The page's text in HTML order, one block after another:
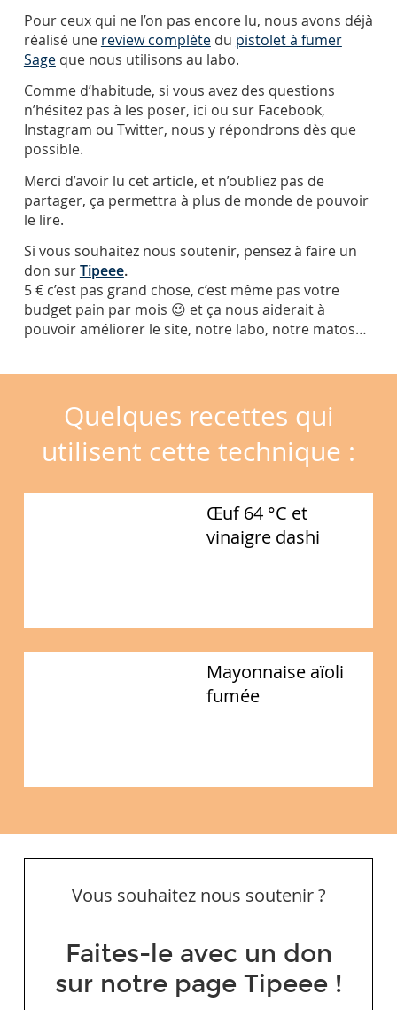
Pour ceux qui ne l’on pas encore lu, nous avons déjà
réalisé une review complètedu pistolet à fumer
Sageque nous utilisons au labo.
Comme d’habitude, si vous avez des questions
n’hésitez pas à les poser, ici ou sur Facebook,
Instagram ou Twitter, nous y répondrons dès que
possible.
Merci d’avoir lu cet article, et n’oubliez pas de
partager, ça permettra à plus de monde de pouvoir
le lire.
Si vous souhaitez nous soutenir, pensez à faire un
don surTipeee.
5 € c’est pas grand chose, c’est même pas votre
budget pain par mois 😉 et ça nous aiderait à
pouvoir améliorer le site, notre labo, notre matos…
Quelques recettes qui
utilisent cette technique :
Œuf 64 °C et
vinaigre dashi
Mayonnaise aïoli
fumée
Vous souhaitez nous soutenir ?
Faites-le avec un don
sur notre page Tipeee !